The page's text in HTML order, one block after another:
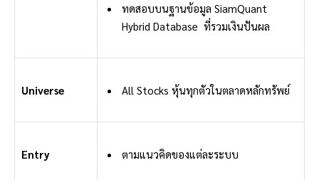
ทดสอบบนฐานข้อมูล SiamQuant
Hybrid Database ที่รวมเงินปันผล
Universe All Stocks หุ้นทุกตัวในตลาดหลักทรัพย์
Entry ตามแนวคิดของแต่ละระบบ